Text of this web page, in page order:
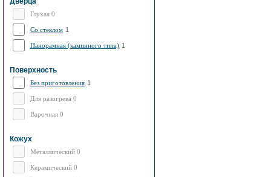
Глухая 0
Со стеклом 1
Панорамная (каминного типа) 1
Поверхность
Без приготовления 1
Для разогрева 0
Варочная 0
Кожух
Металлический 0
Керамический 0